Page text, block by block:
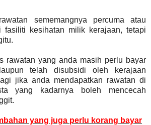
sememangnya percuma atau
fasiliti kesihatan milik kerajaan, tetapi
rawatan yang anda masih perlu bayar
telah disubsidi oleh kerajaan
jika anda mendapatkan rawatan di
yang kadarnya boleh mencecah
yang juga perlu korang bayar